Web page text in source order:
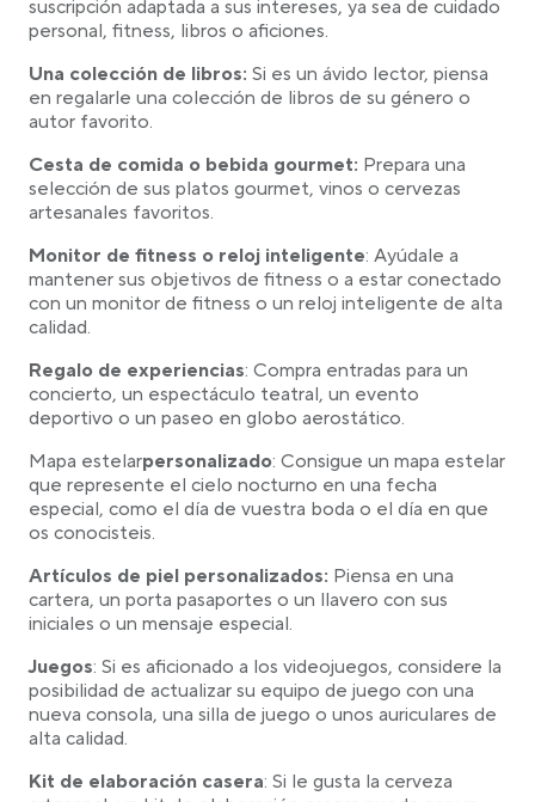
suscripción adaptada a sus intereses, ya sea de cuidado
personal, fitness, libros o aficiones.
Una colección de libros: Si es un ávido lector, piensa
en regalarle una colección de libros de su género o
autor favorito.
Cesta de comida o bebida gourmet: Prepara una
selección de sus platos gourmet, vinos o cervezas
artesanales favoritos.
Monitor de fitness o reloj inteligente: Ayúdale a
mantener sus objetivos de fitness o a estar conectado
con un monitor de fitness o un reloj inteligente de alta
calidad.
Regalo de experiencias: Compra entradas para un
concierto, un espectáculo teatral, un evento
deportivo o un paseo en globo aerostático.
Mapa estelarpersonalizado: Consigue un mapa estelar
que represente el cielo nocturno en una fecha
especial, como el día de vuestra boda o el día en que
os conocisteis.
Artículos de piel personalizados: Piensa en una
cartera, un porta pasaportes o un llavero con sus
iniciales o un mensaje especial.
Juegos: Si es aficionado a los videojuegos, considere la
posibilidad de actualizar su equipo de juego con una
nueva consola, una silla de juego o unos auriculares de
alta calidad.
Kit de elaboración casera: Si le gusta la cerveza